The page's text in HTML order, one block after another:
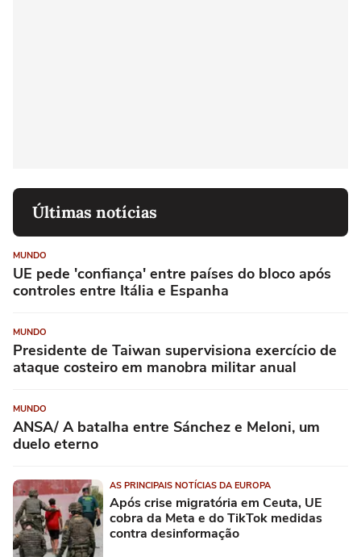
Últimas notícias
MUNDO
UE pede 'confiança' entre países do bloco após
controles entre Itália e Espanha
MUNDO
Presidente de Taiwan supervisiona exercício de
ataque costeiro em manobra militar anual
MUNDO
ANSA/ A batalha entre Sánchez e Meloni, um
duelo eterno
AS PRINCIPAIS NOTÍCIAS DA EUROPA
Após crise migratória em Ceuta, UE
cobra da Meta e do TikTok medidas
contra desinformação